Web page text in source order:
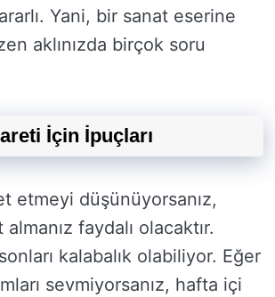
Yani, bir sanat eserine
aklınızda birçok soru
İçin İpuçları
etmeyi düşünüyorsanız,
faydalı olacaktır.
kalabalık olabiliyor. Eğer
sevmiyorsanız, hafta içi